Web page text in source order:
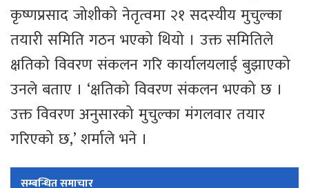
कृष्णप्रसाद जोशीको नेतृत्वमा २१ सदस्यीय मुचुल्का
तयारी समिति गठन भएको थियो । उक्त समितिले
क्षतिको विवरण संकलन गरि कार्यालयलाई बुझाएको
उनले बताए । ‘क्षतिको विवरण संकलन भएको छ ।
उक्त विवरण अनुसारको मुचुल्का मंगलवार तयार
गरिएको छ,’ शर्माले भने ।
सम्बन्धित समाचार